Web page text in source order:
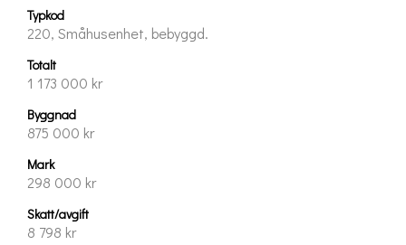
Typkod
220, Småhusenhet, bebyggd.
Totalt
1 173 000 kr
Byggnad
875 000 kr
Mark
298 000 kr
Skatt/avgift
8 798 kr